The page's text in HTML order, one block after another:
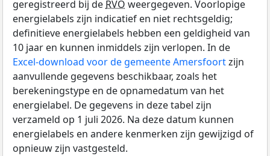
geregistreerd bij de RVO weergegeven. Voorlopige
energielabels zijn indicatief en niet rechtsgeldig;
definitieve energielabels hebben een geldigheid van
10 jaar en kunnen inmiddels zijn verlopen. In de
Excel-download voor de gemeente Amersfoortzijn
aanvullende gegevens beschikbaar, zoals het
berekeningstype en de opnamedatum van het
energielabel. De gegevens in deze tabel zijn
verzameld op 1 juli 2026. Na deze datum kunnen
energielabels en andere kenmerken zijn gewijzigd of
opnieuw zijn vastgesteld.